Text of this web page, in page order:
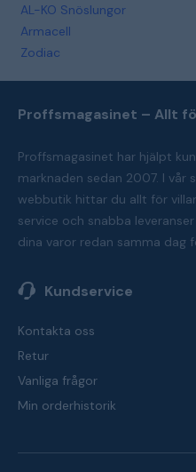
AL-KO Snöslungor
Armacell
Zodiac
Proffsmagasinet – Allt
Proffsmagasinet har hjälpt
marknaden sedan 2007. I vår
webbutik hittar du allt för
service och snabba
dina varor redan samma dag
Kundservice
Kontakta oss
Retur
Vanliga frågor
Min orderhistorik